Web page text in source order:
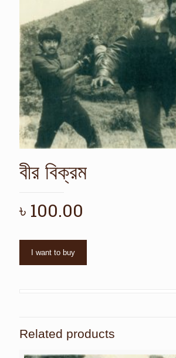
বীর বিক্রম
৳ 100.00
I want to buy
Related products